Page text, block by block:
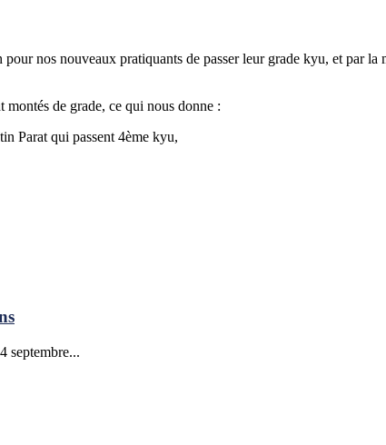
nos nouveaux pratiquants de passer leur grade kyu, et par la
montés de grade, ce qui nous donne :
Parat qui passent 4ème kyu,
septembre...